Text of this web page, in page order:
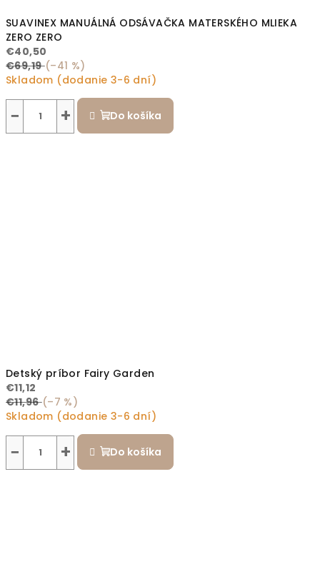
SUAVINEX MANUÁLNÁ ODSÁVAČKA MATERSKÉHO MLIEKA
ZERO ZERO
€40,50
€69,19 (–41 %)
Skladom (dodanie 3-6 dní)
+
− Do košíka
Detský príbor Fairy Garden
€11,12
€11,96 (–7 %)
Skladom (dodanie 3-6 dní)
+
− Do košíka